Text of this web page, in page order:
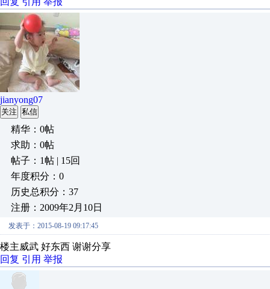
jianyong07
关注 私信
精华：0帖
求助：0帖
帖子：1帖 | 15回
年度积分：0
历史总积分：37
注册：2009年2月10日
发表于：2015-08-19 09:17:45
楼主威武 好东西 谢谢分享
回复 引用 举报